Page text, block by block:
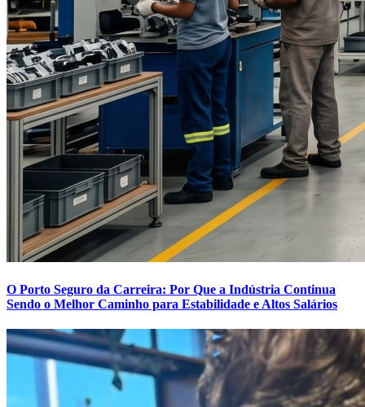
O Porto Seguro da Carreira: Por Que a Indústria Continua
Sendo o Melhor Caminho para Estabilidade e Altos Salários